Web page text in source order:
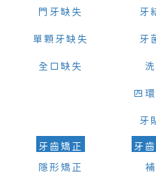
門牙缺失
單顆牙缺失
全口缺失
牙
牙
四
牙
牙齒矯正
隱形矯正
牙